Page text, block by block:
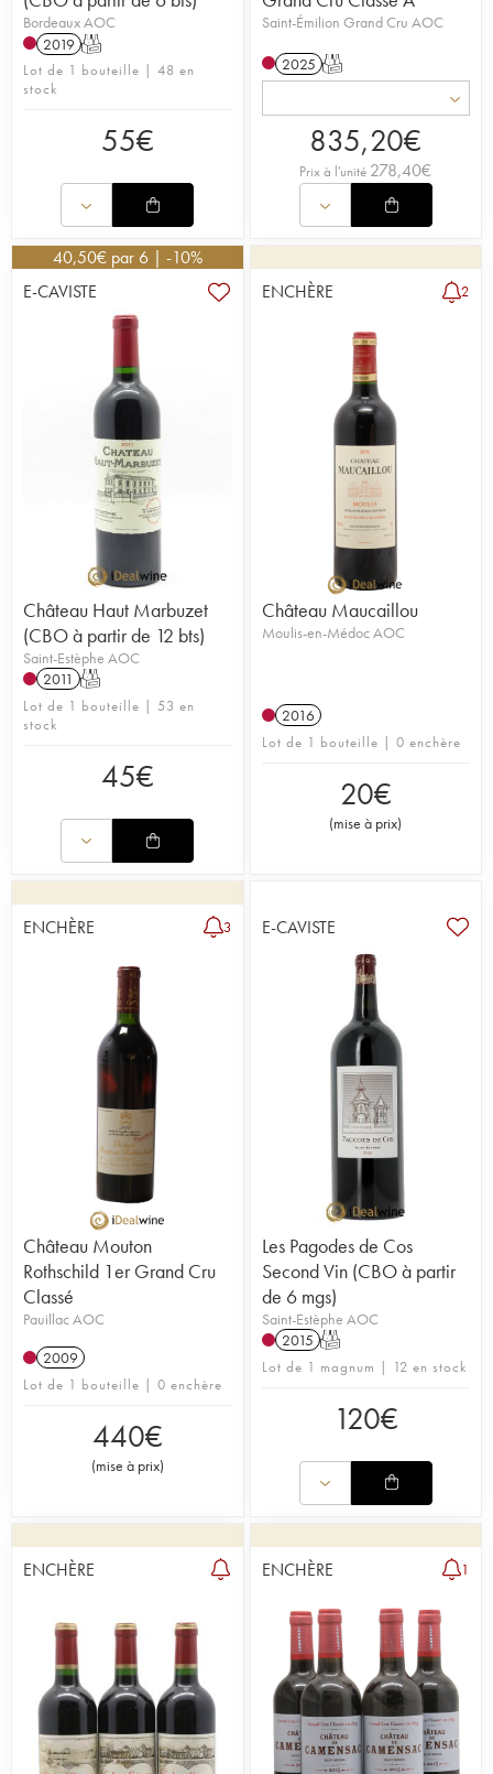
Bordeaux AOC
2019 T
Lot de 1 bouteille | 48 en
stock
55€
Saint-Émilion Grand Cru AOC
2025 T
835,20€
Prix à l'unité 278,40€
40,50€ par 6 | -10%
E-CAVISTE
Château Haut Marbuzet
(CBO à partir de 12 bts)
Saint-Estèphe AOC
2011 T
Lot de 1 bouteille | 53 en
stock
45€
ENCHÈRE 2
Château Maucaillou
Moulis-en-Médoc AOC
2016
Lot de 1 bouteille | 0 enchère
20€
(mise à prix)
ENCHÈRE 3
Château Mouton
Rothschild 1er Grand Cru
Classé
Pauillac AOC
2009
Lot de 1 bouteille | 0 enchère
440€
(mise à prix)
E-CAVISTE
Les Pagodes de Cos
Second Vin (CBO à partir
de 6 mgs)
Saint-Estèphe AOC
2015 T
Lot de 1 magnum | 12 en stock
120€
ENCHÈRE ENCHÈRE 1